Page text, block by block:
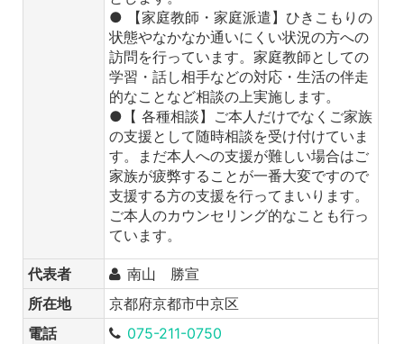
● 【家庭教師・家庭派遣】ひきこもりの
状態やなかなか通いにくい状況の方への
訪問を行っています。家庭教師としての
学習・話し相手などの対応・生活の伴走
的なことなど相談の上実施します。
●【 各種相談】ご本人だけでなくご家族
の支援として随時相談を受け付けていま
す。まだ本人への支援が難しい場合はご
家族が疲弊することが一番大変ですので
支援する方の支援を行ってまいります。
ご本人のカウンセリング的なことも行っ
ています。
代表者
南山 勝宣
所在地
京都府京都市中京区
電話
075-211-0750